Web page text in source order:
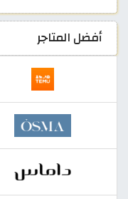
أفضل المتاجر